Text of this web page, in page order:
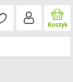
Koszyk